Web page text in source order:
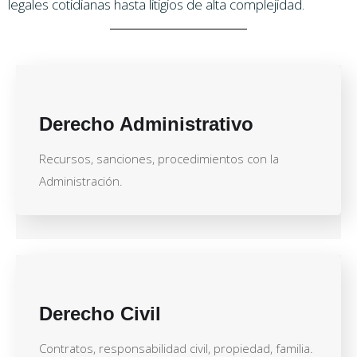
legales cotidianas hasta litigios de alta complejidad.
Derecho Administrativo
Recursos, sanciones, procedimientos con la
Administración.
Derecho Civil
Contratos, responsabilidad civil, propiedad, familia.